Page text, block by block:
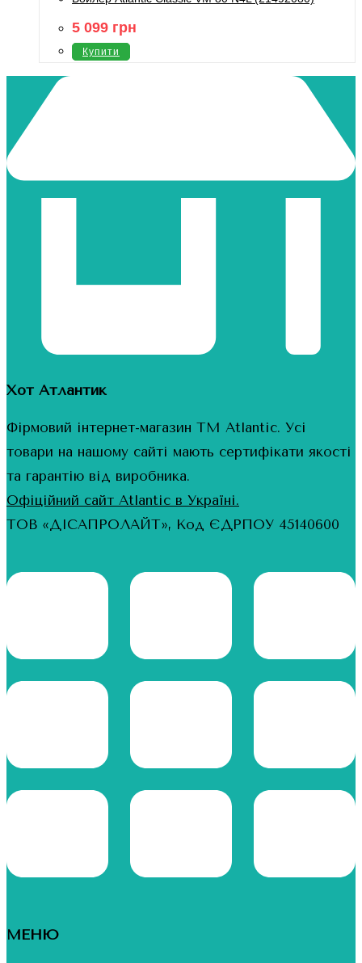
5 099 грн
Купити
Хот Атлантик
Фірмовий інтернет-магазин ТМ Atlantic. Усі
товари на нашому сайті мають сертифікати якості
та гарантію від виробника.
Офіційний сайт Atlantic в Україні.
ТОВ «ДІСАПРОЛАЙТ», Код ЄДРПОУ 45140600
МЕНЮ